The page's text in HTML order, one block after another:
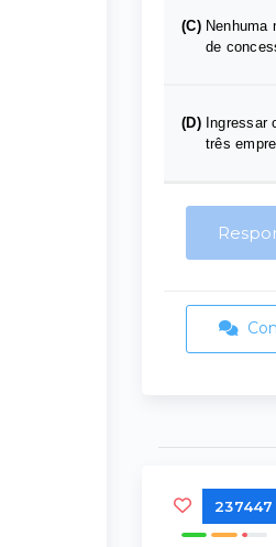
(C)
de
(D)
três
237447